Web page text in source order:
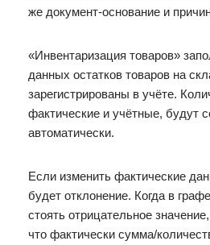
же документ-основание и
«Инвентаризация товаров»
данных остатков товаров на
зарегистрированы в учёте.
фактические и учётные, будут
автоматически.
Если изменить фактические
будет отклонение. Когда в
стоять отрицательное
что фактически сумма/